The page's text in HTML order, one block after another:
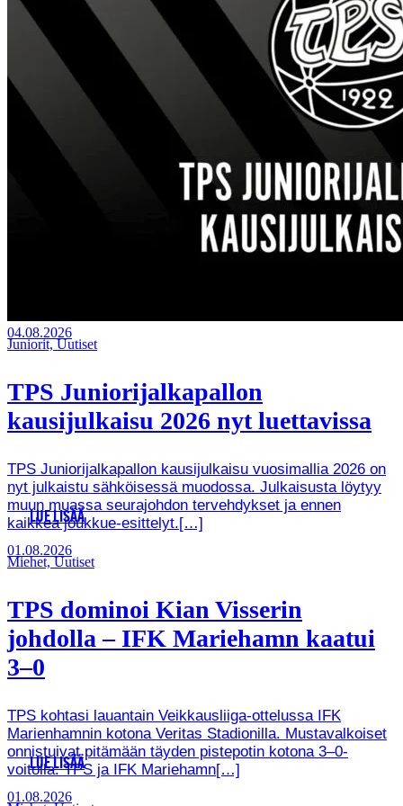
04.08.2026
Juniorit, Uutiset
TPS Juniorijalkapallon
kausijulkaisu 2026 nyt luettavissa
TPS Juniorijalkapallon kausijulkaisu vuosimallia 2026 on
nyt julkaistu sähköisessä muodossa. Julkaisusta löytyy
muun muassa seurajohdon tervehdykset ja ennen
kaikkea joukkue-esittelyt.[…]
LUE LISÄÄ
01.08.2026
Miehet, Uutiset
TPS dominoi Kian Visserin
johdolla – IFK Mariehamn kaatui
3–0
TPS kohtasi lauantain Veikkausliiga-ottelussa IFK
Marienhamnin kotona Veritas Stadionilla. Mustavalkoiset
onnistuivat pitämään täyden pistepotin kotona 3–0-
voitolla. TPS ja IFK Mariehamn[…]
LUE LISÄÄ
01.08.2026